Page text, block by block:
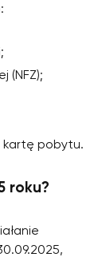
(NFZ);
kartę pobytu.
roku?